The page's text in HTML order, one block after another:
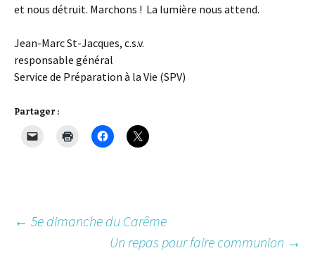
et nous détruit. Marchons ! La lumière nous attend.
Jean-Marc St-Jacques, c.s.v.
responsable général
Service de Préparation à la Vie (SPV)
Partager :
Post
← 5e dimanche du Carême
Un repas pour faire communion →